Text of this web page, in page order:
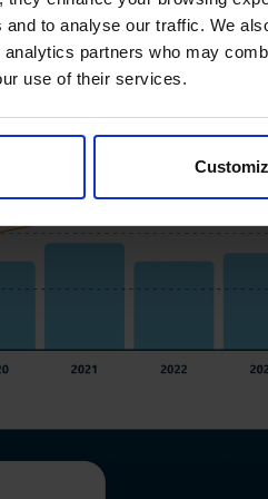
to analyse our traffic. We
partners who may
use of their services.